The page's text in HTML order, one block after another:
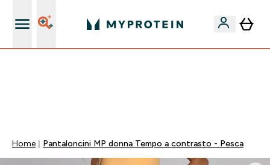
Home Pantaloncini MP donna Tempo a contrasto - Pesca